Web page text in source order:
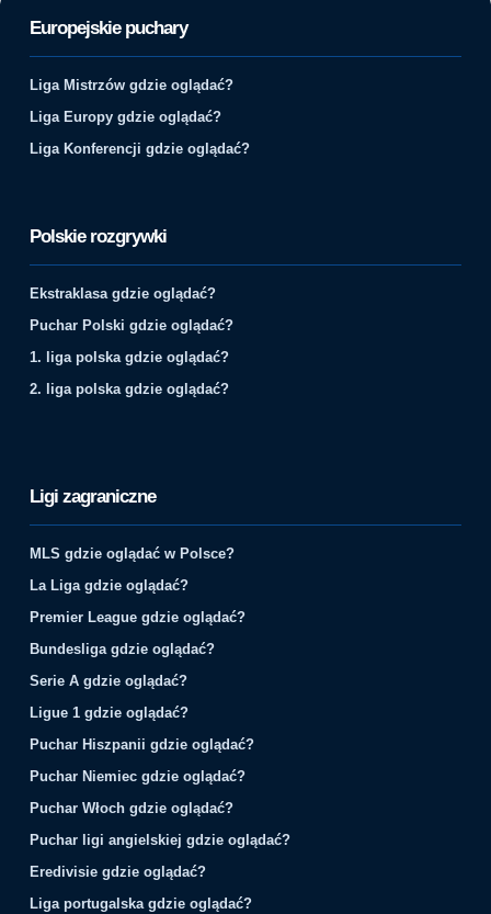
Europejskie puchary
Liga Mistrzów gdzie oglądać?
Liga Europy gdzie oglądać?
Liga Konferencji gdzie oglądać?
Polskie rozgrywki
Ekstraklasa gdzie oglądać?
Puchar Polski gdzie oglądać?
1. liga polska gdzie oglądać?
2. liga polska gdzie oglądać?
Ligi zagraniczne
MLS gdzie oglądać w Polsce?
La Liga gdzie oglądać?
Premier League gdzie oglądać?
Bundesliga gdzie oglądać?
Serie A gdzie oglądać?
Ligue 1 gdzie oglądać?
Puchar Hiszpanii gdzie oglądać?
Puchar Niemiec gdzie oglądać?
Puchar Włoch gdzie oglądać?
Puchar ligi angielskiej gdzie oglądać?
Eredivisie gdzie oglądać?
Liga portugalska gdzie oglądać?